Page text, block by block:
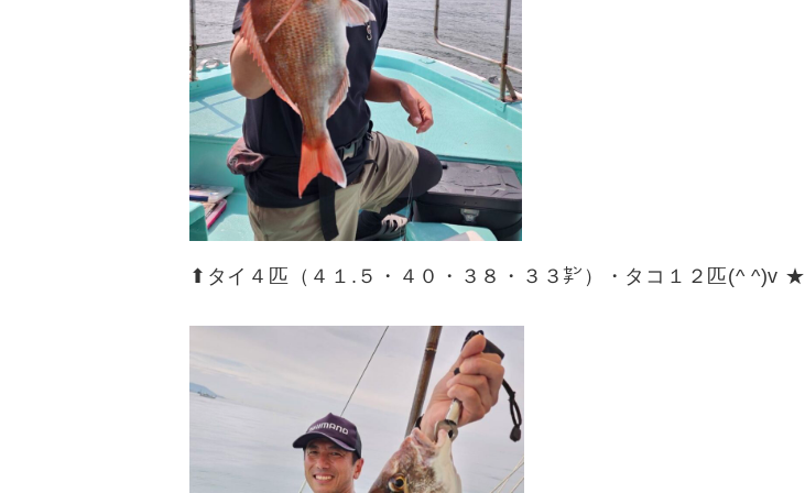
⬆︎タイ４匹（４１.５・４０・３８・３３㌢）・タコ１２匹(^ ^)v ★